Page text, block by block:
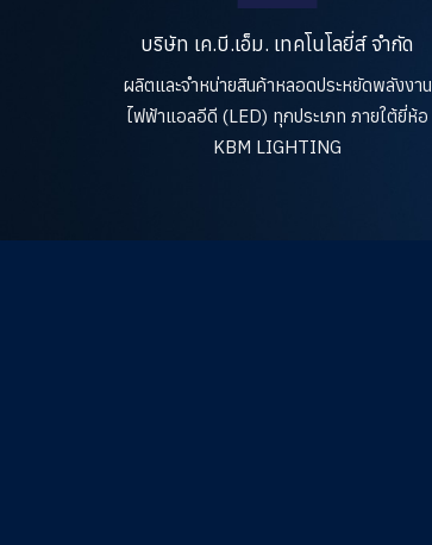
บริษัท เค.บี.เอ็ม. เทคโนโลยี่ส์ จำกัด
ผลิตและจำหน่ายสินค้าหลอดประหยัดพลังงาน
ไฟฟ้าแอลอีดี (LED) ทุกประเภท ภายใต้ยี่ห้อ
KBM LIGHTING